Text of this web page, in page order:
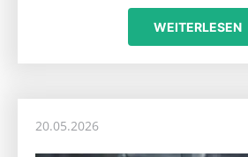
WEITERLESEN
20.05.2026